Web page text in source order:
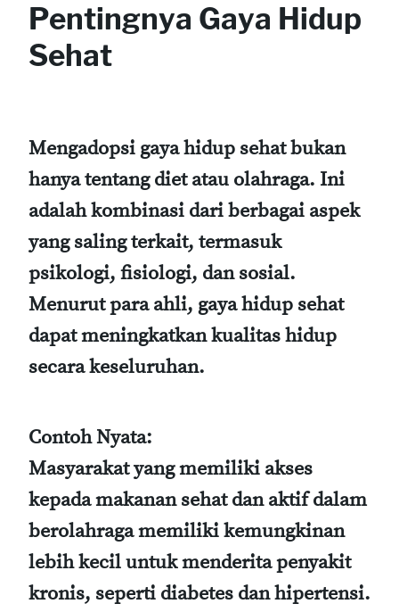
Pentingnya Gaya Hidup
Sehat
Mengadopsi gaya hidup sehat bukan
hanya tentang diet atau olahraga. Ini
adalah kombinasi dari berbagai aspek
yang saling terkait, termasuk
psikologi, fisiologi, dan sosial.
Menurut para ahli, gaya hidup sehat
dapat meningkatkan kualitas hidup
secara keseluruhan.
Contoh Nyata:
Masyarakat yang memiliki akses
kepada makanan sehat dan aktif dalam
berolahraga memiliki kemungkinan
lebih kecil untuk menderita penyakit
kronis, seperti diabetes dan hipertensi.